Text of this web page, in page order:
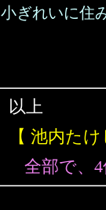
小ぎれいに住
以上
【 池内た
全部で、